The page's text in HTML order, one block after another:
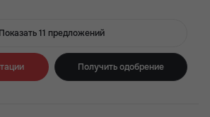
Показать 11 предложений
Получить одобрение